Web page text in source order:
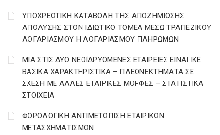
YΠΟΧΡΕΩΤΙΚΗ ΚΑΤΑΒΟΛΗ ΤΗΣ ΑΠΟΖΗΜΙΩΣΗΣ
ΑΠΟΛΥΣΗΣ ΣΤΟΝ ΙΔΙΩΤΙΚΟ ΤΟΜΕΑ ΜΕΣΩ ΤΡΑΠΕΖΙΚΟΥ
ΛΟΓΑΡΙΑΣΜΟΥ Η ΛΟΓΑΡΙΑΣΜΟΥ ΠΛΗΡΩΜΩΝ
ΜΙΑ ΣΤΙΣ ΔΥΟ ΝΕΟΪΔΡΥΟΜΕΝΕΣ ΕΤΑΙΡΕΙΕΣ ΕΙΝΑΙ ΙΚΕ.
ΒΑΣΙΚΑ ΧΑΡΑΚΤΗΡΙΣΤΙΚΑ – ΠΛΕΟΝΕΚΤΗΜΑΤΑ ΣΕ
ΣΧΕΣΗ ΜΕ ΑΛΛΕΣ ΕΤΑΙΡΙΚΕΣ ΜΟΡΦΕΣ – ΣΤΑΤΙΣΤΙΚΑ
ΣΤΟΙΧΕΙΑ
ΦΟΡΟΛΟΓΙΚΗ ΑΝΤΙΜΕΤΩΠΙΣΗ ΕΤΑΙΡΙΚΩΝ
ΜΕΤΑΣΧΗΜΑΤΙΣΜΩΝ